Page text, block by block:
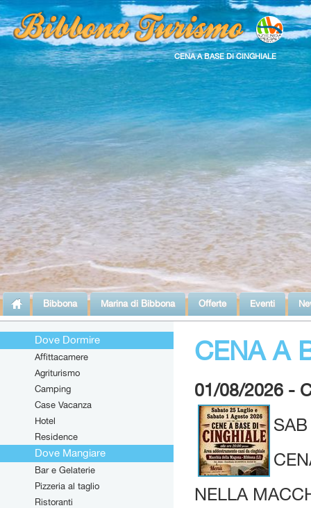
CENA A BASE DI CINGHIALE
Bibbona Marina di Bibbona Offerte Eventi
Dove Dormire
Affittacamere
Agriturismo
Camping
Case Vacanza
Hotel
Residence
Dove Mangiare
Bar e Gelaterie
Pizzeria al taglio
Ristoranti
CENA A
01/08/2026 -
NELLA